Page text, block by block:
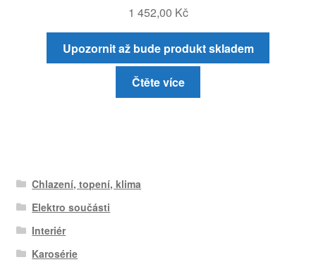
1 452,00 Kč
Upozornit až bude produkt skladem
Čtěte více
Chlazení, topení, klima
Elektro součásti
Interiér
Karosérie